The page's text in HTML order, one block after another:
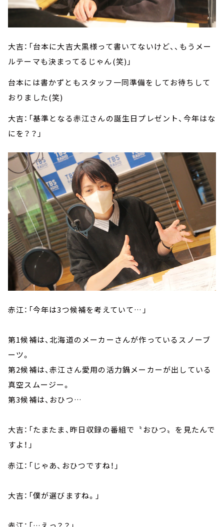
大吉：「台本に大吉大黒様って書いてないけど、、もうメー
ルテーマも決まってるじゃん(笑)」
台本には書かずともスタッフ一同準備をしてお待ちして
おりました(笑)
大吉：「基準となる赤江さんの誕生日プレゼント、今年はな
にを？？」
赤江：「今年は3つ候補を考えていて…」
第1候補は、北海道のメーカーさんが作っているスノーブ
ーツ。
第2候補は、赤江さん愛用の活力鍋メーカーが出している
真空スムージー。
第3候補は、おひつ…
大吉：「たまたま、昨日収録の番組で〝おひつ〟を見たんで
すよ！」
赤江：「じゃあ、おひつですね！」
大吉：「僕が選びますね。」